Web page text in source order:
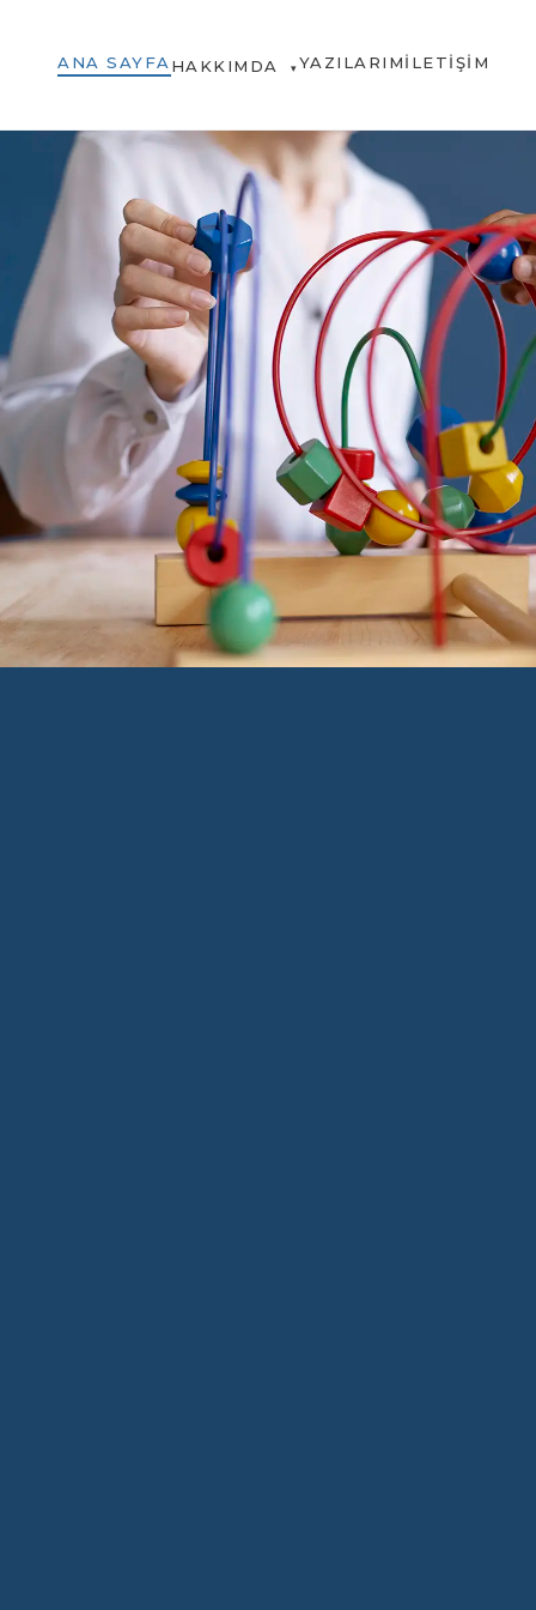
ANA SAYFA HAKKIMDA ▾YAZILARIMİLETIŞIM